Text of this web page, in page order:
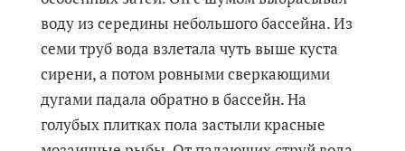
воду из середины небольшого бассейна. Из
семи труб вода взлетала чуть выше куста
сирени, а потом ровными сверкающими
дугами падала обратно в бассейн. На
голубых плитках пола застыли красные